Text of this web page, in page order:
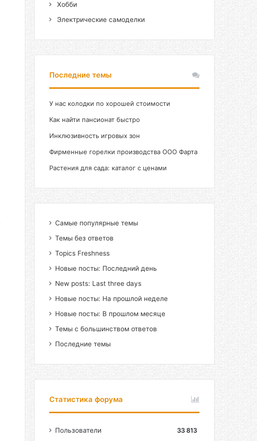
Хобби
Электрические самоделки
Последние темы
У нас колодки по хорошей стоимости
Как найти пансионат быстро
Инклюзивность игровых зон
Фирменные горелки производства ООО Фарта
Растения для сада: каталог с ценами
Самые популярные темы
Темы без ответов
Topics Freshness
Новые посты: Последний день
New posts: Last three days
Новые посты: На прошлой неделе
Новые посты: В прошлом месяце
Темы с большинством ответов
Последние темы
Статистика форума
Пользователи
33 813